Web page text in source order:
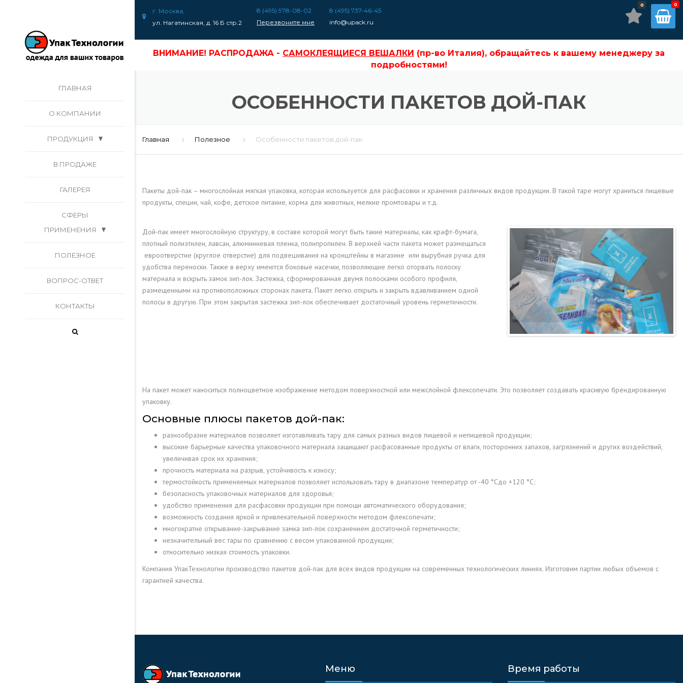
г. Москва,
ул. Нагатинская, д. 16 Б стр.2
8 (495) 978-08-02
Перезвоните мне
8 (495) 737-46-45
info@upack.ru
0
ВНИМАНИЕ! РАСПРОДАЖА - САМОКЛЕЯЩИЕСЯ ВЕШАЛКИ (пр-во Италия), обращайтесь к вашему менеджеру за
подробностями!
ГЛАВНАЯ
О КОМПАНИИ
ПРОДУКЦИЯ КУРЬЕРСКИЕ ПАКЕТЫ
ЗИП-ЛОК ПАКЕТЫ
ЛОГОТИПОМ
ДОЙ-ПАК, ТРЕХШОВНЫЕ И
ПЯТИШОВНЫЕ ПАКЕТЫ
МНОГОСЛОЙНЫЕ ПАКЕТЫ С
В ПРОДАЖЕ
ГАЛЕРЕЯ
СФЕРЫ
ПРИМЕНЕНИЯ
ЮВЕЛИРНОМ ПРОИЗВОДСТВЕ
ИСПОЛЬЗУЕМЫЕ ДЛЯ
ТОВАРОВ
МЕДИЦИНСКИЕ ИЗДЕЛИЯ И
ПЕРЕВЯЗОЧНЫЕ МАТЕРИАЛЫ:
БИНТЫ, МАРЛЕВЫЕ ОТРЕЗЫ,
ВАТА, МАСКИ МЕДИЦИНСКИЕ
ТОВАРЫ
ПРИНАДЛЕЖНОСТИ
СЫПУЧИЕ ВЕЩЕСТВА
ДЛЯ РУКОДЕЛИЯ И
МОДЕЛИРОВАНИЯ
ЗИПЛОК-ПАКЕТЫ КАК
ПИЩЕВАЯ
ПРОМЫШЛЕННОСТЬ
— ПРЕМИАЛЬНАЯ УПАКОВКА
ЗИП-ЛОК ПАКЕТЫ ДЛЯ
ШВЕЙНОЙ ФУРНИТУРЫ
ШВЕЙНОЕ ПРОИЗВОДСТВО
ПРОДАЖА СУВЕНИРОВ
ФАРМАКОЛОГИЯ
ПАКЕТОВ В КРИМИНАЛИСТИКЕ
ПОЛЕЗНОЕ
ВОПРОС-ОТВЕТ
КОНТАКТЫ
ВНИМАНИЕ! РАСПРОДАЖА - САМОКЛЕЯЩИЕСЯ ВЕШАЛКИ(пр-во Италия), обращайтесь к вашему менеджеру за подробностями!
ОСОБЕННОСТИ ПАКЕТОВ ДОЙ-ПАК
Главная Полезное Особенности пакетов дой-пак
Пакеты дой-пак – многослойная мягкая упаковка, которая используется для расфасовки и хранения различных видов продукции. В такой таре могут храниться пищевые
продукты, специи, чай, кофе, детское питание, корма для животных, мелкие промтовары и т.д.
Дой-пак имеет многослойную структуру, в составе которой могут быть такие материалы, как крафт-бумага,
плотный полиэтилен, лавсан, алюминиевая пленка, полипропилен. В верхней части пакета может размещаться
евроотверстие (круглое отверстие) для подвешивания на кронштейны в магазине или вырубная ручка для
удобства переноски. Также в верху имеются боковые насечки, позволяющие легко оторвать полоску
материала и вскрыть замок зип-лок. Застежка, сформированная двумя полосками особого профиля,
размещенными на противоположных сторонах пакета. Пакет легко открыть и закрыть вдавливанием одной
полосы в другую. При этом закрытая застежка зип-лок обеспечивает достаточный уровень герметичности.
упаковку.
Основные плюсы пакетов дой-пак:
разнообразие материалов позволяет изготавливать тару для самых разных видов пищевой и непищевой продукции;
высокие барьерные качества упаковочного материала защищают расфасованные продукты от влаги, посторонних запахов, загрязнений и других воздействий,
увеличивая срок их хранения;
термостойкость применяемых материалов позволяет использовать тару в диапазоне температур от -40 °Cдо +120 °C;
безопасность упаковочных материалов для здоровья;
удобство применения для расфасовки продукции при помощи автоматического оборудования;
возможность создания яркой и привлекательной поверхности методом флексопечати;
многократне открывание-закрывание замка зип-лок сохранением достаточной герметичности;
относительно низкая стоимость упаковки.
Компания УпакТехнологии производство пакетов дой-пак для всех видов продукции на современных технологических линиях. Изготовим партии любых объемов с
гарантией качества.